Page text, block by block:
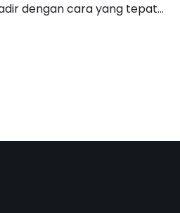
dengan cara yang tepat…